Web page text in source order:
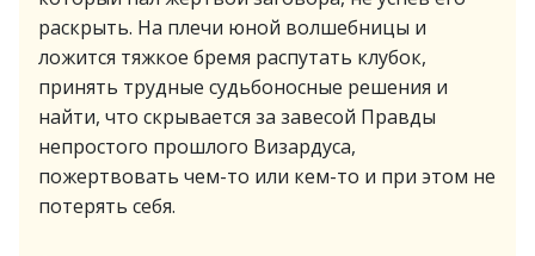
раскрыть. На плечи юной волшебницы и
ложится тяжкое бремя распутать клубок,
принять трудные судьбоносные решения и
найти, что скрывается за завесой Правды
непростого прошлого Визардуса,
пожертвовать чем-то или кем-то и при этом не
потерять себя.